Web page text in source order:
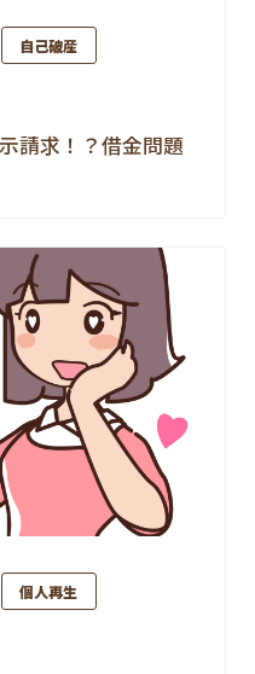
自己破産
請求！？借金問題
個人再生